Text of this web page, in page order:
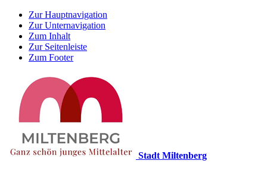
Zur Hauptnavigation
Zur Unternavigation
Zum Inhalt
Zur Seitenleiste
Zum Footer
Stadt Miltenberg